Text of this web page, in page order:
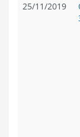
25/11/2019